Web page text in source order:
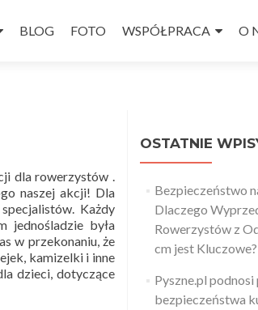
BLOG FOTO WSPÓŁPRACA O
dla rowerzystów .
naszej akcji! Dla
Każdy
jednośladzie była
w przekonaniu, że
kamizelki i inne
dzieci, dotyczące
OSTATNIE
Bezpieczeństwo
Dlaczego
Rowerzystów z
cm jest Kluczowe?
Pyszne.pl
bezpieczeństwa